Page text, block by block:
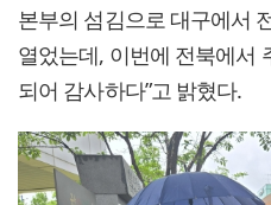
본부의 섬김으로 대구에서
열었는데, 이번에 전북에서
되어 감사하다”고 밝혔다.